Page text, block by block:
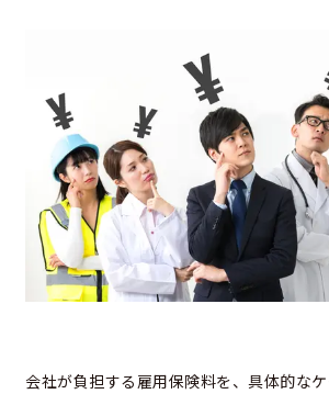
会社が負担する雇用保険料を、具体的な